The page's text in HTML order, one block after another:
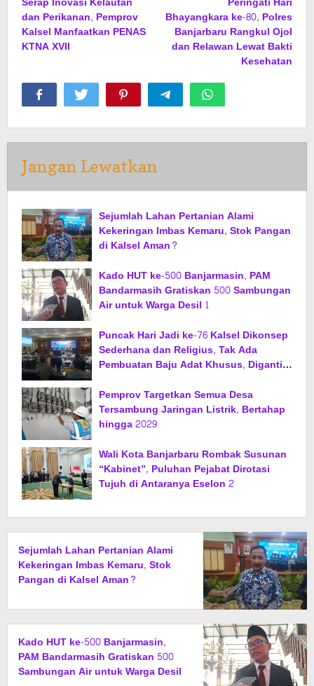
pos
dan Perikanan, Pemprov
Kalsel Manfaatkan PENAS
KTNA XVII
Bhayangkara ke-80, Polres
Banjarbaru Rangkul Ojol
dan Relawan Lewat Bakti
Kesehatan
Jangan Lewatkan
Sejumlah Lahan Pertanian Alami
Kekeringan Imbas Kemaru, Stok Pangan
di Kalsel Aman?
Kado HUT ke-500 Banjarmasin, PAM
Bandarmasih Gratiskan 500 Sambungan
Air untuk Warga Desil 1
Puncak Hari Jadi ke-76 Kalsel Dikonsep
Sederhana dan Religius, Tak Ada
Pembuatan Baju Adat Khusus, Diganti
Pemprov Targetkan Semua Desa
Tersambung Jaringan Listrik, Bertahap
hingga 2029
Wali Kota Banjarbaru Rombak Susunan
“Kabinet”, Puluhan Pejabat Dirotasi
Tujuh di Antaranya Eselon 2
Sejumlah Lahan Pertanian Alami
Kekeringan Imbas Kemaru, Stok
Pangan di Kalsel Aman?
Kado HUT ke-500 Banjarmasin,
PAM Bandarmasih Gratiskan 500
Sambungan Air untuk Warga Desil